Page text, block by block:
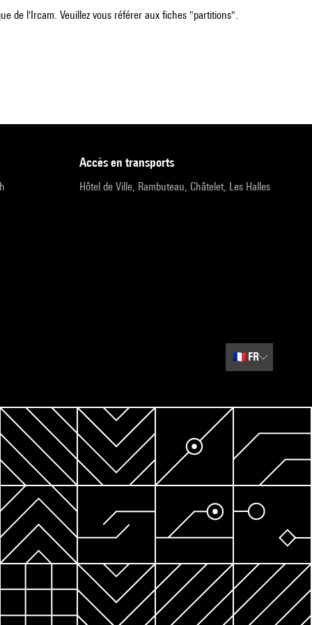
de l'Ircam. Veuillez vous référer aux fiches "partitions".
accès en transports
Hôtel de Ville, Rambuteau, Châtelet, Les Halles
🇫🇷 FR